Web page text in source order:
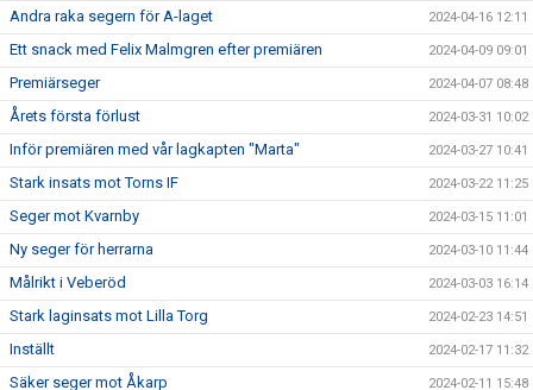
Andra raka segern för A-laget 2024-04-16 12:11
Ett snack med Felix Malmgren efter premiären 2024-04-09 09:01
Premiärseger 2024-04-07 08:48
Årets första förlust 2024-03-31 10:02
Inför premiären med vår lagkapten "Marta" 2024-03-27 10:41
Stark insats mot Torns IF 2024-03-22 11:25
Seger mot Kvarnby 2024-03-15 11:01
Ny seger för herrarna 2024-03-10 11:44
Målrikt i Veberöd 2024-03-03 16:14
Stark laginsats mot Lilla Torg 2024-02-23 14:51
Inställt 2024-02-17 11:32
Säker seger mot Åkarp 2024-02-11 15:48